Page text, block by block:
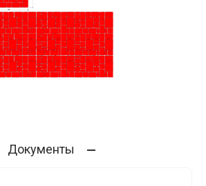
Документы